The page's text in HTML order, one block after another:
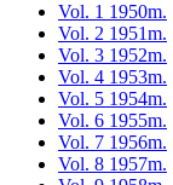
Vol. 1 1950m.
Vol. 2 1951m.
Vol. 3 1952m.
Vol. 4 1953m.
Vol. 5 1954m.
Vol. 6 1955m.
Vol. 7 1956m.
Vol. 8 1957m.